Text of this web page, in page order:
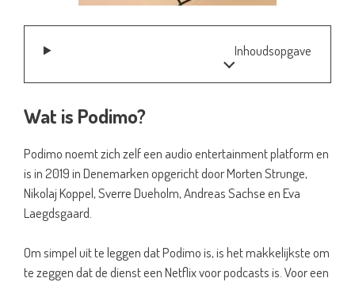
Inhoudsopgave
Wat is Podimo?
Podimo noemt zich zelf een audio entertainment platform en
is in 2019 in Denemarken opgericht door Morten Strunge,
Nikolaj Koppel, Sverre Dueholm, Andreas Sachse en Eva
Laegdsgaard.
Om simpel uit te leggen dat Podimo is, is het makkelijkste om
te zeggen dat de dienst een Netflix voor podcasts is. Voor een